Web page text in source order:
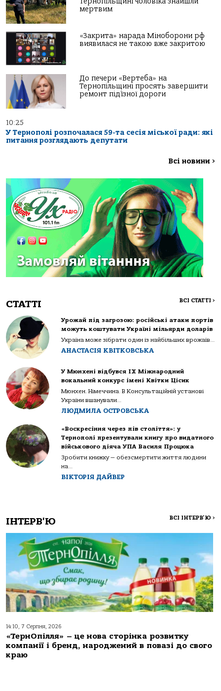
мертвим
«Закрита» нарада Міноборони рф
виявилася не такою вже закритою
До печери «Вертеба» на
Тернопільщині просять завершити
ремонт під’їзної дороги
10:25
У Тернополі розпочалася 59-та сесія міської ради: які
питання розглядають депутати
Всі новини >
СТАТТІ ВСІ СТАТТІ >
Урожай під загрозою: російські атаки портів
можуть коштувати Україні мільярди доларів
Україна може зібрати один із найбільших врожаїв...
АНАСТАСІЯ КВІТКОВСЬКА
У Мюнхені відбувся IX Міжнародний
вокальний конкурс імені Квітки Цісик
Мюнхен. Німеччина. В Консультаційній установі
України вшанували...
ЛЮДМИЛА ОСТРОВСЬКА
«Воскресіння через пів століття»: у
Тернополі презентували книгу про видатного
військового діяча УПА Василя Процюка
Зробити книжку — обезсмертити життя людини
на...
ВІКТОРІЯ ДАЙВЕР
ІНТЕРВ'Ю ВСІ ІНТЕРВ'Ю >
14:10, 7 Серпня, 2026
«ТернОпілля» – це нова сторінка розвитку
компанії і бренд, народжений в повазі до свого
краю